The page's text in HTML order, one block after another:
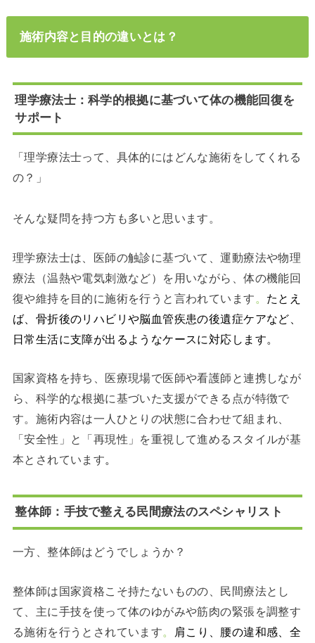
施術内容と目的の違いとは？
理学療法士：科学的根拠に基づいて体の機能回復を
サポート
「理学療法士って、具体的にはどんな施術をしてくれる
の？」
そんな疑問を持つ方も多いと思います。
理学療法士は、医師の触診に基づいて、運動療法や物理
療法（温熱や電気刺激など）を用いながら、体の機能回
復や維持を目的に施術を行うと言われています 。 たとえ
ば、骨折後のリハビリや脳血管疾患の後遺症ケアなど、
日常生活に支障が出るようなケースに対応します。
国家資格を持ち、医療現場で医師や看護師と連携しなが
ら、科学的な根拠に基づいた支援ができる点が特徴で
す。施術内容は一人ひとりの状態に合わせて組まれ、
「安全性」と「再現性」を重視して進めるスタイルが基
本とされています。
整体師：手技で整える民間療法のスペシャリスト
一方、整体師はどうでしょうか？
整体師は国家資格こそ持たないものの、民間療法とし
て、主に手技を使って体のゆがみや筋肉の緊張を調整す
る施術を行うとされています。 肩こり、腰の違和感、全